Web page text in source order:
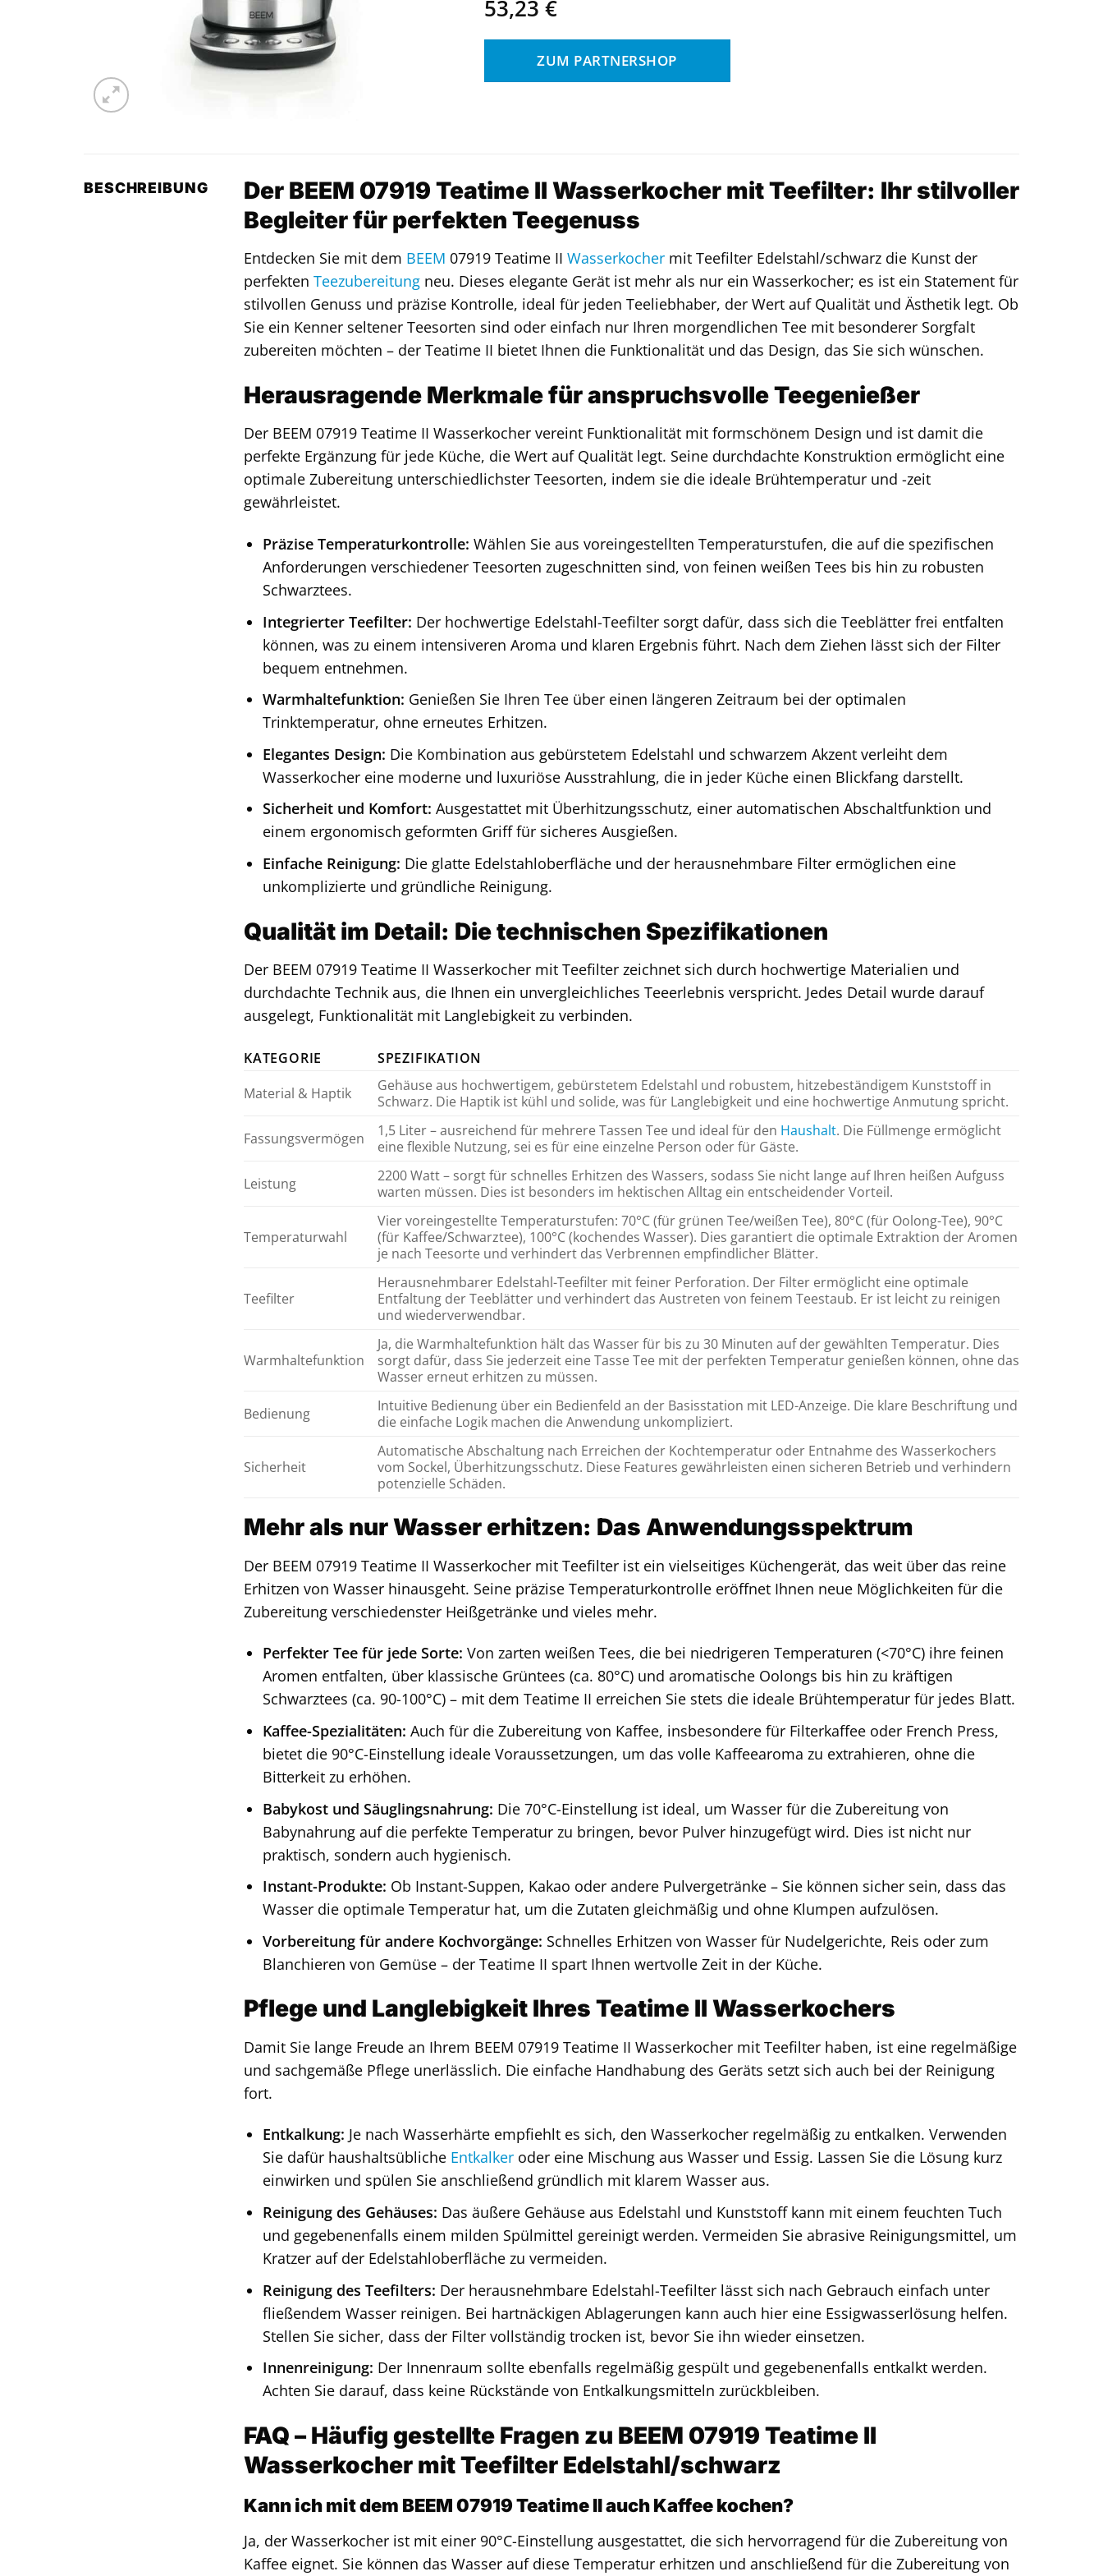
53,23 €
ZUM PARTNERSHOP
BESCHREIBUNG
Der BEEM 07919 Teatime II Wasserkocher mit Teefilter: Ihr stilvoller
Begleiter für perfekten Teegenuss
Entdecken Sie mit dem BEEM 07919 Teatime II Wasserkocher mit Teefilter Edelstahl/schwarz die Kunst der
perfekten Teezubereitung neu. Dieses elegante Gerät ist mehr als nur ein Wasserkocher; es ist ein Statement für
stilvollen Genuss und präzise Kontrolle, ideal für jeden Teeliebhaber, der Wert auf Qualität und Ästhetik legt. Ob
Sie ein Kenner seltener Teesorten sind oder einfach nur Ihren morgendlichen Tee mit besonderer Sorgfalt
zubereiten möchten – der Teatime II bietet Ihnen die Funktionalität und das Design, das Sie sich wünschen.
Herausragende Merkmale für anspruchsvolle Teegenießer
Der BEEM 07919 Teatime II Wasserkocher vereint Funktionalität mit formschönem Design und ist damit die
perfekte Ergänzung für jede Küche, die Wert auf Qualität legt. Seine durchdachte Konstruktion ermöglicht eine
optimale Zubereitung unterschiedlichster Teesorten, indem sie die ideale Brühtemperatur und -zeit
gewährleistet.
Präzise Temperaturkontrolle: Wählen Sie aus voreingestellten Temperaturstufen, die auf die spezifischen
Anforderungen verschiedener Teesorten zugeschnitten sind, von feinen weißen Tees bis hin zu robusten
Schwarztees.
Integrierter Teefilter: Der hochwertige Edelstahl-Teefilter sorgt dafür, dass sich die Teeblätter frei entfalten
können, was zu einem intensiveren Aroma und klaren Ergebnis führt. Nach dem Ziehen lässt sich der Filter
bequem entnehmen.
Warmhaltefunktion: Genießen Sie Ihren Tee über einen längeren Zeitraum bei der optimalen
Trinktemperatur, ohne erneutes Erhitzen.
Elegantes Design: Die Kombination aus gebürstetem Edelstahl und schwarzem Akzent verleiht dem
Wasserkocher eine moderne und luxuriöse Ausstrahlung, die in jeder Küche einen Blickfang darstellt.
Sicherheit und Komfort: Ausgestattet mit Überhitzungsschutz, einer automatischen Abschaltfunktion und
einem ergonomisch geformten Griff für sicheres Ausgießen.
Einfache Reinigung: Die glatte Edelstahloberfläche und der herausnehmbare Filter ermöglichen eine
unkomplizierte und gründliche Reinigung.
Qualität im Detail: Die technischen Spezifikationen
Der BEEM 07919 Teatime II Wasserkocher mit Teefilter zeichnet sich durch hochwertige Materialien und
durchdachte Technik aus, die Ihnen ein unvergleichliches Teeerlebnis verspricht. Jedes Detail wurde darauf
ausgelegt, Funktionalität mit Langlebigkeit zu verbinden.
KATEGORIE
SPEZIFIKATION
Material & Haptik
Gehäuse aus hochwertigem, gebürstetem Edelstahl und robustem, hitzebeständigem Kunststoff in
Schwarz. Die Haptik ist kühl und solide, was für Langlebigkeit und eine hochwertige Anmutung spricht.
Fassungsvermögen 1,5 Liter – ausreichend für mehrere Tassen Tee und ideal für den Haushalt. Die Füllmenge ermöglicht
eine flexible Nutzung, sei es für eine einzelne Person oder für Gäste.
Leistung
2200 Watt – sorgt für schnelles Erhitzen des Wassers, sodass Sie nicht lange auf Ihren heißen Aufguss
warten müssen. Dies ist besonders im hektischen Alltag ein entscheidender Vorteil.
Temperaturwahl
Vier voreingestellte Temperaturstufen: 70°C (für grünen Tee/weißen Tee), 80°C (für Oolong-Tee), 90°C
(für Kaffee/Schwarztee), 100°C (kochendes Wasser). Dies garantiert die optimale Extraktion der Aromen
je nach Teesorte und verhindert das Verbrennen empfindlicher Blätter.
Teefilter
Herausnehmbarer Edelstahl-Teefilter mit feiner Perforation. Der Filter ermöglicht eine optimale
Entfaltung der Teeblätter und verhindert das Austreten von feinem Teestaub. Er ist leicht zu reinigen
und wiederverwendbar.
Warmhaltefunktion
Ja, die Warmhaltefunktion hält das Wasser für bis zu 30 Minuten auf der gewählten Temperatur. Dies
sorgt dafür, dass Sie jederzeit eine Tasse Tee mit der perfekten Temperatur genießen können, ohne das
Wasser erneut erhitzen zu müssen.
Bedienung
Intuitive Bedienung über ein Bedienfeld an der Basisstation mit LED-Anzeige. Die klare Beschriftung und
die einfache Logik machen die Anwendung unkompliziert.
Sicherheit
Automatische Abschaltung nach Erreichen der Kochtemperatur oder Entnahme des Wasserkochers
vom Sockel, Überhitzungsschutz. Diese Features gewährleisten einen sicheren Betrieb und verhindern
potenzielle Schäden.
Mehr als nur Wasser erhitzen: Das Anwendungsspektrum
Der BEEM 07919 Teatime II Wasserkocher mit Teefilter ist ein vielseitiges Küchengerät, das weit über das reine
Erhitzen von Wasser hinausgeht. Seine präzise Temperaturkontrolle eröffnet Ihnen neue Möglichkeiten für die
Zubereitung verschiedenster Heißgetränke und vieles mehr.
Perfekter Tee für jede Sorte: Von zarten weißen Tees, die bei niedrigeren Temperaturen (<70°C) ihre feinen
Aromen entfalten, über klassische Grüntees (ca. 80°C) und aromatische Oolongs bis hin zu kräftigen
Schwarztees (ca. 90-100°C) – mit dem Teatime II erreichen Sie stets die ideale Brühtemperatur für jedes Blatt.
Kaffee-Spezialitäten: Auch für die Zubereitung von Kaffee, insbesondere für Filterkaffee oder French Press,
bietet die 90°C-Einstellung ideale Voraussetzungen, um das volle Kaffeearoma zu extrahieren, ohne die
Bitterkeit zu erhöhen.
Babykost und Säuglingsnahrung: Die 70°C-Einstellung ist ideal, um Wasser für die Zubereitung von
Babynahrung auf die perfekte Temperatur zu bringen, bevor Pulver hinzugefügt wird. Dies ist nicht nur
praktisch, sondern auch hygienisch.
Instant-Produkte: Ob Instant-Suppen, Kakao oder andere Pulvergetränke – Sie können sicher sein, dass das
Wasser die optimale Temperatur hat, um die Zutaten gleichmäßig und ohne Klumpen aufzulösen.
Vorbereitung für andere Kochvorgänge: Schnelles Erhitzen von Wasser für Nudelgerichte, Reis oder zum
Blanchieren von Gemüse – der Teatime II spart Ihnen wertvolle Zeit in der Küche.
Pflege und Langlebigkeit Ihres Teatime II Wasserkochers
Damit Sie lange Freude an Ihrem BEEM 07919 Teatime II Wasserkocher mit Teefilter haben, ist eine regelmäßige
und sachgemäße Pflege unerlässlich. Die einfache Handhabung des Geräts setzt sich auch bei der Reinigung
fort.
Entkalkung: Je nach Wasserhärte empfiehlt es sich, den Wasserkocher regelmäßig zu entkalken. Verwenden
Sie dafür haushaltsübliche Entkalkeroder eine Mischung aus Wasser und Essig. Lassen Sie die Lösung kurz
einwirken und spülen Sie anschließend gründlich mit klarem Wasser aus.
Reinigung des Gehäuses: Das äußere Gehäuse aus Edelstahl und Kunststoff kann mit einem feuchten Tuch
und gegebenenfalls einem milden Spülmittel gereinigt werden. Vermeiden Sie abrasive Reinigungsmittel, um
Kratzer auf der Edelstahloberfläche zu vermeiden.
Reinigung des Teefilters: Der herausnehmbare Edelstahl-Teefilter lässt sich nach Gebrauch einfach unter
fließendem Wasser reinigen. Bei hartnäckigen Ablagerungen kann auch hier eine Essigwasserlösung helfen.
Stellen Sie sicher, dass der Filter vollständig trocken ist, bevor Sie ihn wieder einsetzen.
Innenreinigung: Der Innenraum sollte ebenfalls regelmäßig gespült und gegebenenfalls entkalkt werden.
Achten Sie darauf, dass keine Rückstände von Entkalkungsmitteln zurückbleiben.
FAQ – Häufig gestellte Fragen zu BEEM 07919 Teatime II
Wasserkocher mit Teefilter Edelstahl/schwarz
Kann ich mit dem BEEM 07919 Teatime II auch Kaffee kochen?
Ja, der Wasserkocher ist mit einer 90°C-Einstellung ausgestattet, die sich hervorragend für die Zubereitung von
Kaffee eignet. Sie können das Wasser auf diese Temperatur erhitzen und anschließend für die Zubereitung von